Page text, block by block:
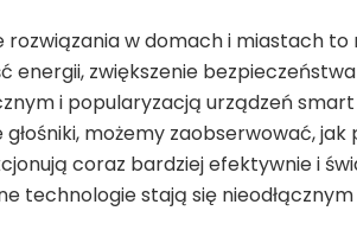
rozwiązania w domach i miastach
energii, zwiększenie
i popularyzacją urządzeń
możemy zaobserwować,
coraz bardziej efektywnie i
technologie stają się